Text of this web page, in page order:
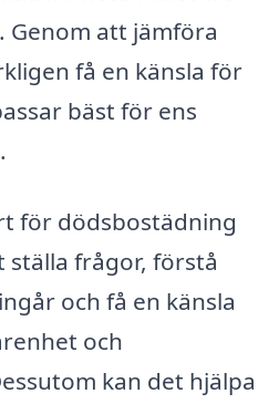
Genom att jämföra
få en känsla för
bäst för ens
för dödsbostädning
ställa frågor, förstå
och få en känsla
och
kan det hjälpa